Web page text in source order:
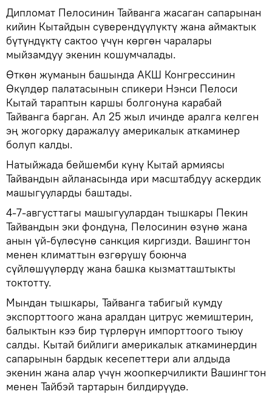
Дипломат Пелосинин Тайванга жасаган сапарынан
кийин Кытайдын суверендүүлүктү жана аймактык
бүтүндүктү сактоо үчүн көргөн чаралары
мыйзамдуу экенин кошумчалады.
Өткөн жуманын башында АКШ Конгрессинин
Өкүлдөр палатасынын спикери Нэнси Пелоси
Кытай тараптын каршы болгонуна карабай
Тайванга барган. Ал 25 жыл ичинде аралга келген
эң жогорку даражалуу америкалык аткаминер
болуп калды.
Натыйжада бейшемби күнү Кытай армиясы
Тайвандын айланасында ири масштабдуу аскердик
машыгууларды баштады.
4-7-августтагы машыгуулардан тышкары Пекин
Тайвандын эки фондуна, Пелосинин өзүнө жана
анын үй-бүлөсүнө санкция киргизди. Вашингтон
менен климаттын өзгөрүшү боюнча
сүйлөшүүлөрдү жана башка кызматташтыкты
токтотту.
Мындан тышкары, Тайванга табигый кумду
экспорттоого жана аралдан цитрус жемиштерин,
балыктын кээ бир түрлөрүн импорттоого тыюу
салды. Кытай бийлиги америкалык аткаминердин
сапарынын бардык кесепеттери али алдыда
экенин жана алар үчүн жоопкерчиликти Вашингтон
менен Тайбэй тартарын билдирүүдө.